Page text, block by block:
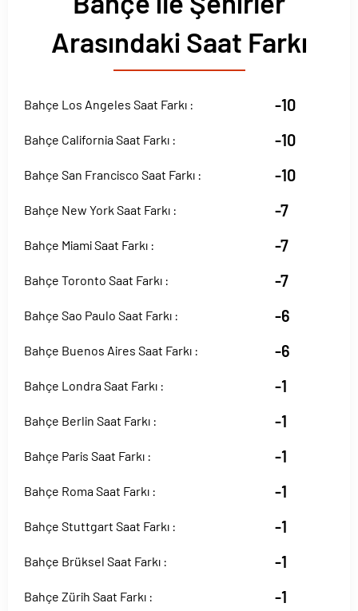
Arasındaki Saat Farkı
Bahçe Los Angeles Saat Farkı : -10
Bahçe California Saat Farkı : -10
Bahçe San Francisco Saat Farkı : -10
Bahçe New York Saat Farkı : -7
Bahçe Miami Saat Farkı : -7
Bahçe Toronto Saat Farkı : -7
Bahçe Sao Paulo Saat Farkı : -6
Bahçe Buenos Aires Saat Farkı : -6
Bahçe Londra Saat Farkı : -1
Bahçe Berlin Saat Farkı : -1
Bahçe Paris Saat Farkı : -1
Bahçe Roma Saat Farkı : -1
Bahçe Stuttgart Saat Farkı : -1
Bahçe Brüksel Saat Farkı : -1
Bahçe Zürih Saat Farkı : -1